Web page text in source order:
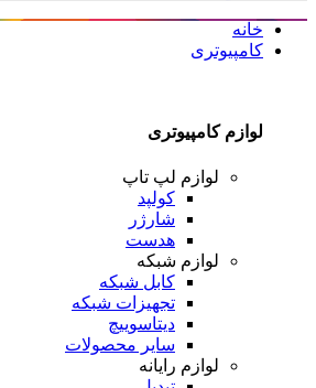
خانه
کامپیوتری
لوازم کامپیوتری
لوازم لپ تاپ
کولپد
شارژر
هدست
لوازم شبکه
کابل شبکه
تجهیزات شبکه
دیتاسوییچ
سایر محصولات
لوازم رایانه